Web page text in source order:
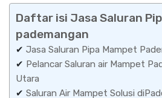
Daftar isi Jasa Saluran
pademangan
✔ Jasa Saluran Pipa Mampet
✔ Pelancar Saluran air Mampet
Utara
✔ Saluran Air Mampet Solusi